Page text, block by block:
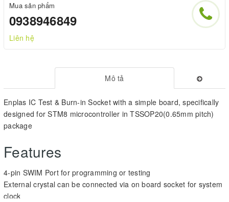
Mua sản phẩm
0938946849
Liên hệ
Mô tả
Enplas IC Test & Burn-in Socket with a simple board, specifically
designed for STM8 microcontroller in TSSOP20(0.65mm pitch)
package
Features
4-pin SWIM Port for programming or testing
External crystal can be connected via on board socket for system
clock